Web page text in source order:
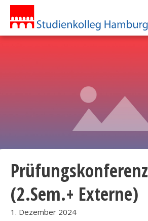
Prüfungskonferenz
(2.Sem.+ Externe)
1. Dezember 2024